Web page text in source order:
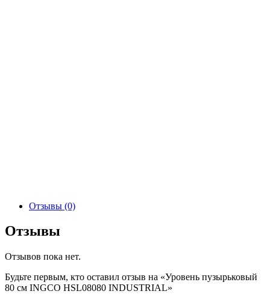
Отзывы (0)
Отзывы
Отзывов пока нет.
Будьте первым, кто оставил отзыв на «Уровень пузырьковый
80 см INGCO HSL08080 INDUSTRIAL»